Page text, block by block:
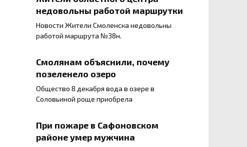
недовольны работой маршрутки
Новости Жители Смоленска недовольны
работой маршрута №38н.
Смолянам объяснили, почему
позеленело озеро
Общество 8 декабря вода в озере в
Соловьиной роще приобрела
При пожаре в Сафоновском
районе умер мужчина